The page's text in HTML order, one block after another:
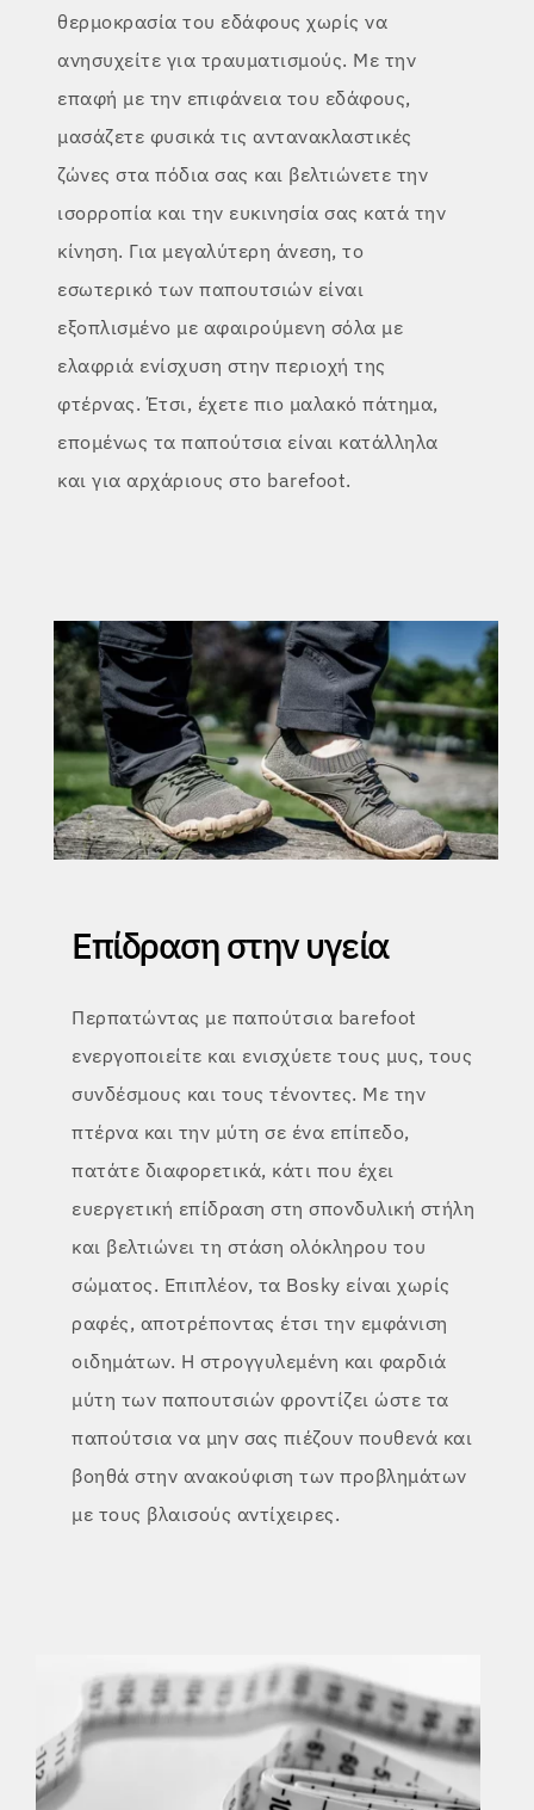
θερμοκρασία του εδάφους χωρίς να
ανησυχείτε για τραυματισμούς. Με την
επαφή με την επιφάνεια του εδάφους,
μασάζετε φυσικά τις αντανακλαστικές
ζώνες στα πόδια σας και βελτιώνετε την
ισορροπία και την ευκινησία σας κατά την
κίνηση. Για μεγαλύτερη άνεση, το
εσωτερικό των παπουτσιών είναι
εξοπλισμένο με αφαιρούμενη σόλα με
ελαφριά ενίσχυση στην περιοχή της
φτέρνας. Έτσι, έχετε πιο μαλακό πάτημα,
επομένως τα παπούτσια είναι κατάλληλα
και για αρχάριους στο barefoot.
Επίδραση στην υγεία
Περπατώντας με παπούτσια barefoot
ενεργοποιείτε και ενισχύετε τους μυς, τους
συνδέσμους και τους τένοντες. Με την
πτέρνα και την μύτη σε ένα επίπεδο,
πατάτε διαφορετικά, κάτι που έχει
ευεργετική επίδραση στη σπονδυλική στήλη
και βελτιώνει τη στάση ολόκληρου του
σώματος. Επιπλέον, τα Bosky είναι χωρίς
ραφές, αποτρέποντας έτσι την εμφάνιση
οιδημάτων. Η στρογγυλεμένη και φαρδιά
μύτη των παπουτσιών φροντίζει ώστε τα
παπούτσια να μην σας πιέζουν πουθενά και
βοηθά στην ανακούφιση των προβλημάτων
με τους βλαισούς αντίχειρες.